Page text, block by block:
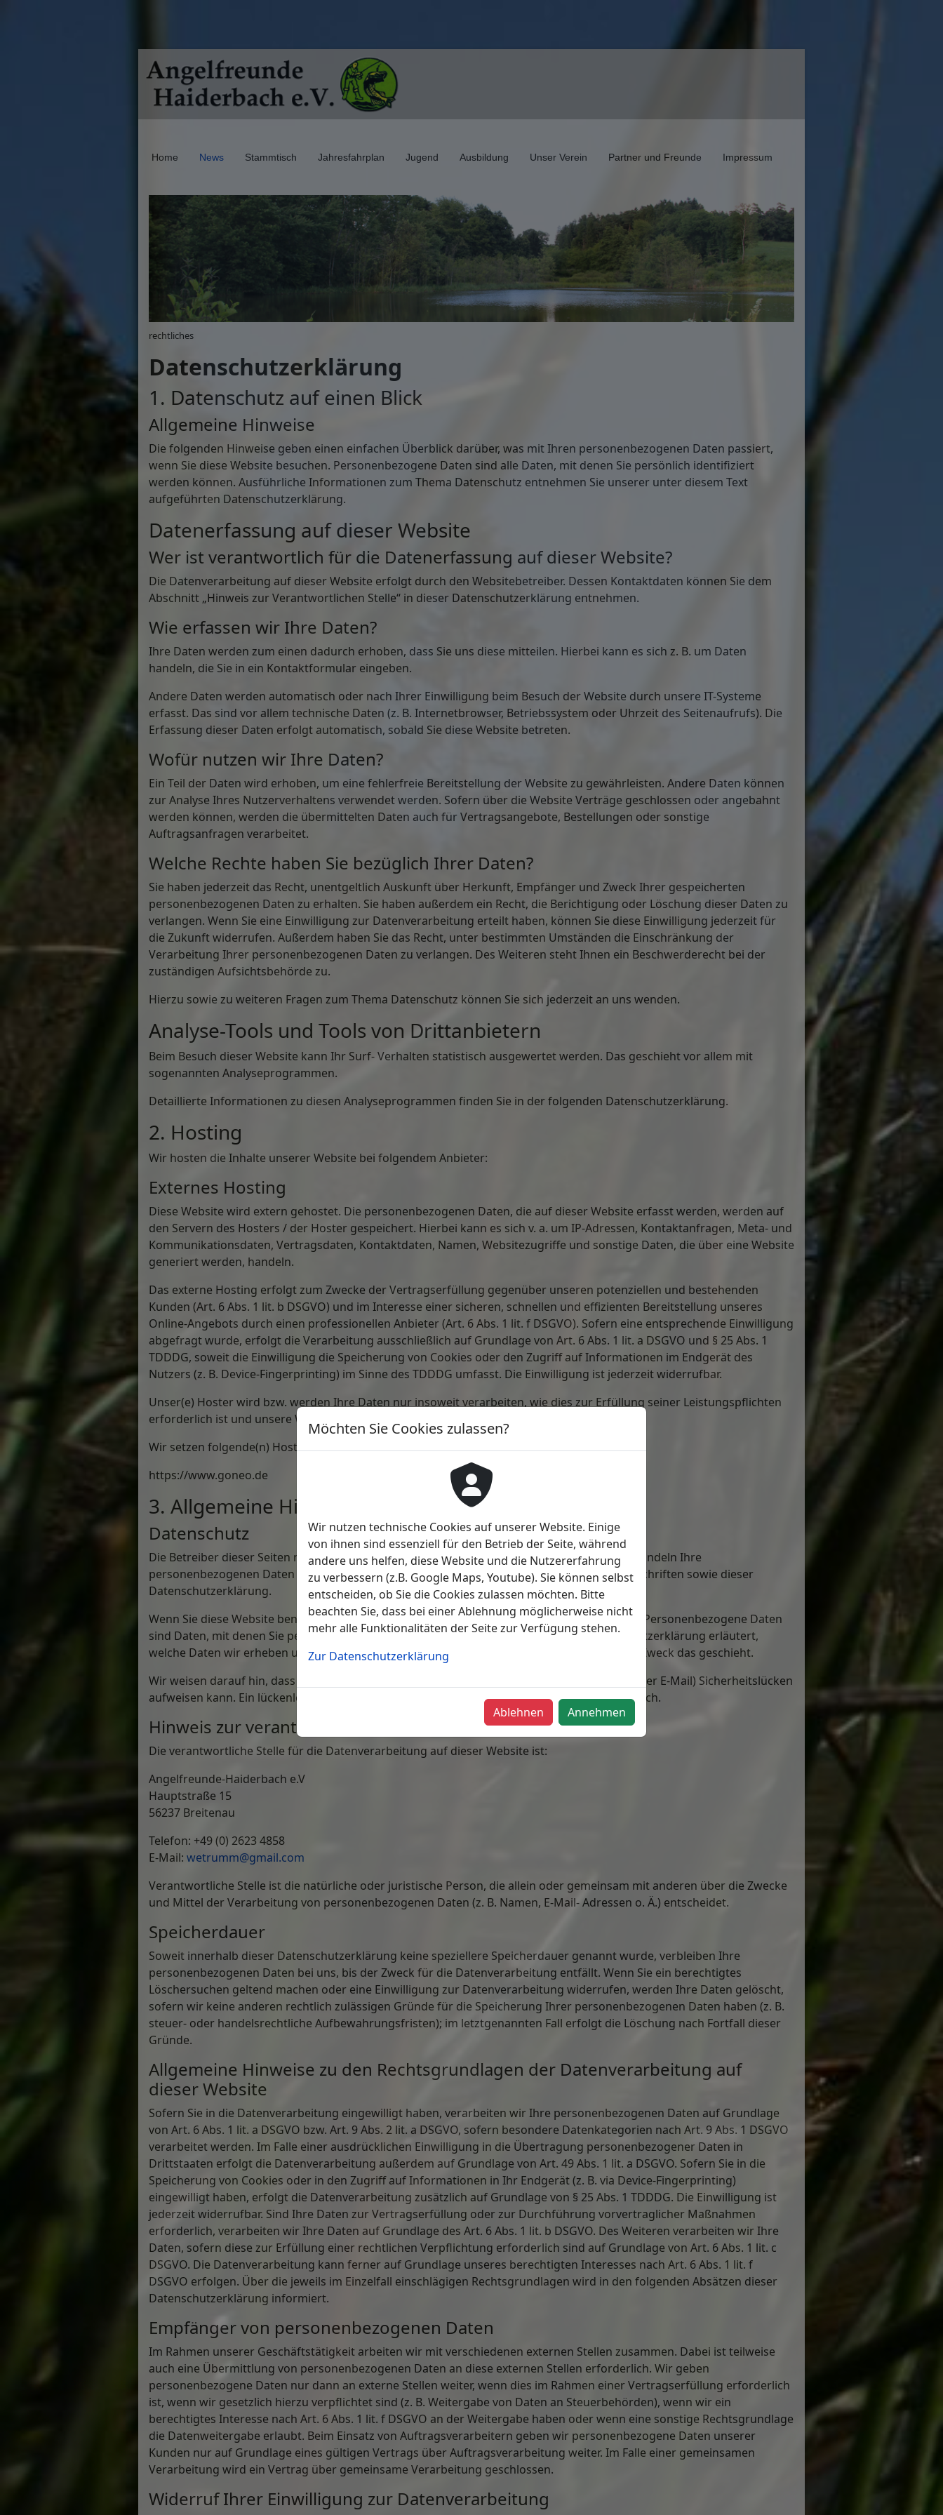
Home News Stammtisch Jahresfahrplan Jugend Ausbildung Unser Verein Partner und Freunde Impressum
rechtliches
Datenschutz­erklärung
1. Datenschutz auf einen Blick
Allgemeine Hinweise
Die folgenden Hinweise geben einen einfachen Überblick darüber, was mit Ihren personenbezogenen Daten passiert,
wenn Sie diese Website besuchen. Personenbezogene Daten sind alle Daten, mit denen Sie persönlich identifiziert
werden können. Ausführliche Informationen zum Thema Datenschutz entnehmen Sie unserer unter diesem Text
aufgeführten Datenschutzerklärung.
Datenerfassung auf dieser Website
Wer ist verantwortlich für die Datenerfassung auf dieser Website?
Die Datenverarbeitung auf dieser Website erfolgt durch den Websitebetreiber. Dessen Kontaktdaten können Sie dem
Abschnitt „Hinweis zur Verantwortlichen Stelle“ in dieser Datenschutzerklärung entnehmen.
Wie erfassen wir Ihre Daten?
Ihre Daten werden zum einen dadurch erhoben, dass Sie uns diese mitteilen. Hierbei kann es sich z. B. um Daten
handeln, die Sie in ein Kontaktformular eingeben.
Andere Daten werden automatisch oder nach Ihrer Einwilligung beim Besuch der Website durch unsere IT-Systeme
erfasst. Das sind vor allem technische Daten (z. B. Internetbrowser, Betriebssystem oder Uhrzeit des Seitenaufrufs). Die
Erfassung dieser Daten erfolgt automatisch, sobald Sie diese Website betreten.
Wofür nutzen wir Ihre Daten?
Ein Teil der Daten wird erhoben, um eine fehlerfreie Bereitstellung der Website zu gewährleisten. Andere Daten können
zur Analyse Ihres Nutzerverhaltens verwendet werden. Sofern über die Website Verträge geschlossen oder angebahnt
werden können, werden die übermittelten Daten auch für Vertragsangebote, Bestellungen oder sonstige
Auftragsanfragen verarbeitet.
Welche Rechte haben Sie bezüglich Ihrer Daten?
Sie haben jederzeit das Recht, unentgeltlich Auskunft über Herkunft, Empfänger und Zweck Ihrer gespeicherten
personenbezogenen Daten zu erhalten. Sie haben außerdem ein Recht, die Berichtigung oder Löschung dieser Daten zu
verlangen. Wenn Sie eine Einwilligung zur Datenverarbeitung erteilt haben, können Sie diese Einwilligung jederzeit für
die Zukunft widerrufen. Außerdem haben Sie das Recht, unter bestimmten Umständen die Einschränkung der
Verarbeitung Ihrer personenbezogenen Daten zu verlangen. Des Weiteren steht Ihnen ein Beschwerderecht bei der
zuständigen Aufsichtsbehörde zu.
Hierzu sowie zu weiteren Fragen zum Thema Datenschutz können Sie sich jederzeit an uns wenden.
Analyse-Tools und Tools von Dritt­anbietern
Beim Besuch dieser Website kann Ihr Surf- Verhalten statistisch ausgewertet werden. Das geschieht vor allem mit
sogenannten Analyseprogrammen.
Detaillierte Informationen zu diesen Analyseprogrammen finden Sie in der folgenden Datenschutzerklärung.
2. Hosting
Wir hosten die Inhalte unserer Website bei folgendem Anbieter:
Externes Hosting
Diese Website wird extern gehostet. Die personenbezogenen Daten, die auf dieser Website erfasst werden, werden auf
den Servern des Hosters / der Hoster gespeichert. Hierbei kann es sich v. a. um IP-Adressen, Kontaktanfragen, Meta- und
Kommunikationsdaten, Vertragsdaten, Kontaktdaten, Namen, Websitezugriffe und sonstige Daten, die über eine Website
generiert werden, handeln.
Das externe Hosting erfolgt zum Zwecke der Vertragserfüllung gegenüber unseren potenziellen und bestehenden
Kunden (Art. 6 Abs. 1 lit. b DSGVO) und im Interesse einer sicheren, schnellen und effizienten Bereitstellung unseres
Online-Angebots durch einen professionellen Anbieter (Art. 6 Abs. 1 lit. f DSGVO). Sofern eine entsprechende Einwilligung
abgefragt wurde, erfolgt die Verarbeitung ausschließlich auf Grundlage von Art. 6 Abs. 1 lit. a DSGVO und § 25 Abs. 1
TDDDG, soweit die Einwilligung die Speicherung von Cookies oder den Zugriff auf Informationen im Endgerät des
Nutzers (z. B. Device-Fingerprinting) im Sinne des TDDDG umfasst. Die Einwilligung ist jederzeit widerrufbar.
Unser(e) Hoster wird bzw. werden Ihre Daten nur insoweit verarbeiten, wie dies zur Erfüllung seiner Leistungspflichten
erforderlich ist und unsere Weisungen in Bezug auf diese Daten befolgen.
Wir setzen folgende(n) Hoster ein:
https://www.goneo.de
3. Allgemeine Hinweise und Pflicht­informationen
Datenschutz
Die Betreiber dieser Seiten nehmen den Schutz Ihrer persönlichen Daten sehr ernst. Wir behandeln Ihre
personenbezogenen Daten vertraulich und entsprechend den gesetzlichen Datenschutzvorschriften sowie dieser
Datenschutzerklärung.
Wenn Sie diese Website benutzen, werden verschiedene personenbezogene Daten erhoben. Personenbezogene Daten
sind Daten, mit denen Sie persönlich identifiziert werden können. Die vorliegende Datenschutzerklärung erläutert,
welche Daten wir erheben und wofür wir sie nutzen. Sie erläutert auch, wie und zu welchem Zweck das geschieht.
Wir weisen darauf hin, dass die Datenübertragung im Internet (z. B. bei der Kommunikation per E-Mail) Sicherheitslücken
aufweisen kann. Ein lückenloser Schutz der Daten vor dem Zugriff durch Dritte ist nicht möglich.
Hinweis zur verantwortlichen Stelle
Die verantwortliche Stelle für die Datenverarbeitung auf dieser Website ist:
Angelfreunde-Haiderbach e.V
Hauptstraße 15
56237 Breitenau
Telefon: +49 (0) 2623 4858
E-Mail: wetrumm@gmail.com
Verantwortliche Stelle ist die natürliche oder juristische Person, die allein oder gemeinsam mit anderen über die Zwecke
und Mittel der Verarbeitung von personenbezogenen Daten (z. B. Namen, E-Mail- Adressen o. Ä.) entscheidet.
Speicherdauer
Soweit innerhalb dieser Datenschutzerklärung keine speziellere Speicherdauer genannt wurde, verbleiben Ihre
personenbezogenen Daten bei uns, bis der Zweck für die Datenverarbeitung entfällt. Wenn Sie ein berechtigtes
Löschersuchen geltend machen oder eine Einwilligung zur Datenverarbeitung widerrufen, werden Ihre Daten gelöscht,
sofern wir keine anderen rechtlich zulässigen Gründe für die Speicherung Ihrer personenbezogenen Daten haben (z. B.
steuer- oder handelsrechtliche Aufbewahrungsfristen); im letztgenannten Fall erfolgt die Löschung nach Fortfall dieser
Gründe.
Allgemeine Hinweise zu den Rechtsgrundlagen der Datenverarbeitung auf
dieser Website
Sofern Sie in die Datenverarbeitung eingewilligt haben, verarbeiten wir Ihre personenbezogenen Daten auf Grundlage
von Art. 6 Abs. 1 lit. a DSGVO bzw. Art. 9 Abs. 2 lit. a DSGVO, sofern besondere Datenkategorien nach Art. 9 Abs. 1 DSGVO
verarbeitet werden. Im Falle einer ausdrücklichen Einwilligung in die Übertragung personenbezogener Daten in
Drittstaaten erfolgt die Datenverarbeitung außerdem auf Grundlage von Art. 49 Abs. 1 lit. a DSGVO. Sofern Sie in die
Speicherung von Cookies oder in den Zugriff auf Informationen in Ihr Endgerät (z. B. via Device-Fingerprinting)
eingewilligt haben, erfolgt die Datenverarbeitung zusätzlich auf Grundlage von § 25 Abs. 1 TDDDG. Die Einwilligung ist
jederzeit widerrufbar. Sind Ihre Daten zur Vertragserfüllung oder zur Durchführung vorvertraglicher Maßnahmen
erforderlich, verarbeiten wir Ihre Daten auf Grundlage des Art. 6 Abs. 1 lit. b DSGVO. Des Weiteren verarbeiten wir Ihre
Daten, sofern diese zur Erfüllung einer rechtlichen Verpflichtung erforderlich sind auf Grundlage von Art. 6 Abs. 1 lit. c
DSGVO. Die Datenverarbeitung kann ferner auf Grundlage unseres berechtigten Interesses nach Art. 6 Abs. 1 lit. f
DSGVO erfolgen. Über die jeweils im Einzelfall einschlägigen Rechtsgrundlagen wird in den folgenden Absätzen dieser
Datenschutzerklärung informiert.
Empfänger von personenbezogenen Daten
Im Rahmen unserer Geschäftstätigkeit arbeiten wir mit verschiedenen externen Stellen zusammen. Dabei ist teilweise
auch eine Übermittlung von personenbezogenen Daten an diese externen Stellen erforderlich. Wir geben
personenbezogene Daten nur dann an externe Stellen weiter, wenn dies im Rahmen einer Vertragserfüllung erforderlich
ist, wenn wir gesetzlich hierzu verpflichtet sind (z. B. Weitergabe von Daten an Steuerbehörden), wenn wir ein
berechtigtes Interesse nach Art. 6 Abs. 1 lit. f DSGVO an der Weitergabe haben oder wenn eine sonstige Rechtsgrundlage
die Datenweitergabe erlaubt. Beim Einsatz von Auftragsverarbeitern geben wir personenbezogene Daten unserer
Kunden nur auf Grundlage eines gültigen Vertrags über Auftragsverarbeitung weiter. Im Falle einer gemeinsamen
Verarbeitung wird ein Vertrag über gemeinsame Verarbeitung geschlossen.
Widerruf Ihrer Einwilligung zur Datenverarbeitung
Möchten Sie Cookies zulassen?
Wir nutzen technische Cookies auf unserer Website. Einige
von ihnen sind essenziell für den Betrieb der Seite, während
andere uns helfen, diese Website und die Nutzererfahrung
zu verbessern (z.B. Google Maps, Youtube). Sie können selbst
entscheiden, ob Sie die Cookies zulassen möchten. Bitte
beachten Sie, dass bei einer Ablehnung möglicherweise nicht
mehr alle Funktionalitäten der Seite zur Verfügung stehen.
Zur Datenschutzerklärung
Ablehnen Annehmen